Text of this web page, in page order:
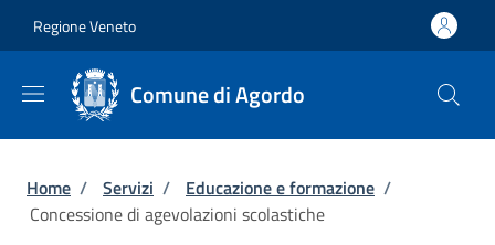
Regione Veneto
Comune di Agordo
Briciole di pane
Home / Servizi / Educazione e formazione /
Concessione di agevolazioni scolastiche